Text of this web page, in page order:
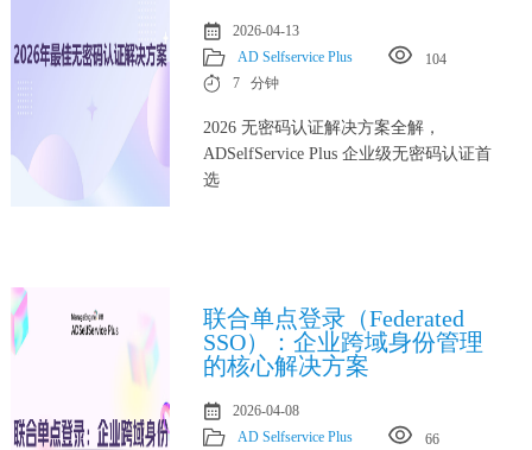
2026-04-13
AD Selfservice Plus
104
7 分钟
2026 无密码认证解决方案全解，
ADSelfService Plus 企业级无密码认证首
选
联合单点登录（Federated
SSO）：企业跨域身份管理
的核心解决方案
2026-04-08
AD Selfservice Plus
66